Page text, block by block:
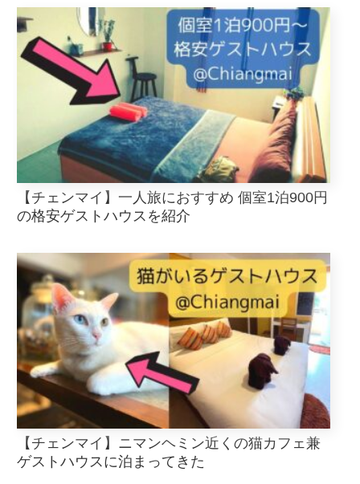
【チェンマイ】一人旅におすすめ 個室1泊900円
の格安ゲストハウスを紹介
【チェンマイ】ニマンヘミン近くの猫カフェ兼
ゲストハウスに泊まってきた